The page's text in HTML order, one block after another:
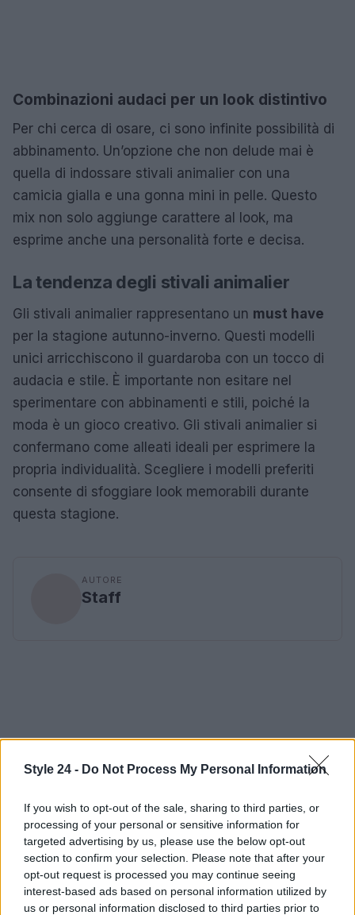
Style 24 - Do Not Process My Personal Information
If you wish to opt-out of the sale, sharing to third parties, or
processing of your personal or sensitive information for
targeted advertising by us, please use the below opt-out
section to confirm your selection. Please note that after your
opt-out request is processed you may continue seeing
interest-based ads based on personal information utilized by
us or personal information disclosed to third parties prior to
Combinazioni audaci per un look distintivo
Per chi cerca di osare, ci sono infinite possibilità di
abbinamento. Un’opzione che non delude mai è
quella di indossare stivali animalier con una
camicia gialla e una gonna mini in pelle. Questo
mix non solo aggiunge carattere al look, ma
esprime anche una personalità forte e decisa.
La tendenza degli stivali animalier
Gli stivali animalier rappresentano un must have
per la stagione autunno-inverno. Questi modelli
unici arricchiscono il guardaroba con un tocco di
audacia e stile. È importante non esitare nel
sperimentare con abbinamenti e stili, poiché la
moda è un gioco creativo. Gli stivali animalier si
confermano come alleati ideali per esprimere la
propria individualità. Scegliere i modelli preferiti
consente di sfoggiare look memorabili durante
questa stagione.
AUTORE
Staff